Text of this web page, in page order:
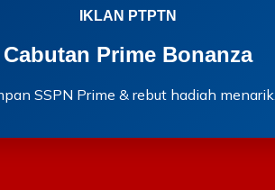
IKLAN PTPTN
Cabutan Prime Bonanza
SSPN Prime & rebut hadiah menarik.